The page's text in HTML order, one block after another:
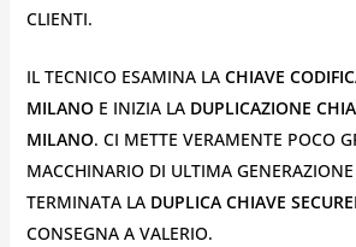
CLIENTI.
IL TECNICO ESAMINA LACHIAVE
MILANOE INIZIA LA DUPLICAZIONE
MILANO. CI METTE VERAMENTE POCO
MACCHINARIO DI ULTIMA
TERMINATA LA DUPLICA CHIAVE
CONSEGNA A VALERIO.